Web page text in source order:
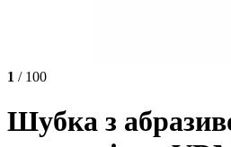
1 / 100
Шубка з